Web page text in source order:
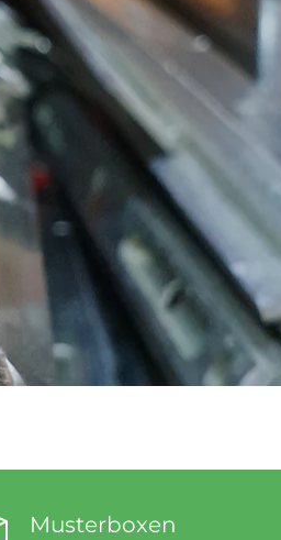
Musterboxen